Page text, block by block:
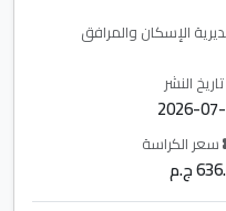
الإسكان والمرافق
تاريخ النشر
2026-
سعر الكراسة
ج.م